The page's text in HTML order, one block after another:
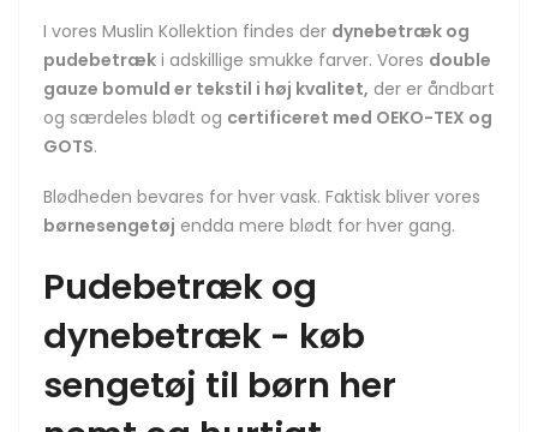
I vores Muslin Kollektion findes der dynebetræk og
pudebetræk i adskillige smukke farver. Vores double
gauze bomuld er tekstil i høj kvalitet, der er åndbart
og særdeles blødt og certificeret med OEKO-TEX og
GOTS.
Blødheden bevares for hver vask. Faktisk bliver vores
børnesengetøj endda mere blødt for hver gang.
Pudebetræk og
dynebetræk - køb
sengetøj til børn her